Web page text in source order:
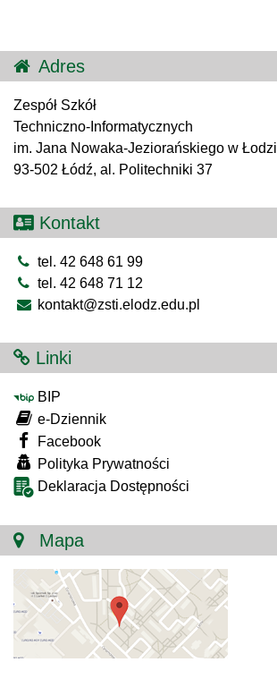
Adres
Zespół Szkół
Techniczno-Informatycznych
im. Jana Nowaka-Jeziorańskiego w Łodzi
93-502 Łódź, al. Politechniki 37
Kontakt
tel. 42 648 61 99
tel. 42 648 71 12
kontakt@zsti.elodz.edu.pl
Linki
BIP
e-Dziennik
Facebook
Polityka Prywatności
Deklaracja Dostępności
Mapa